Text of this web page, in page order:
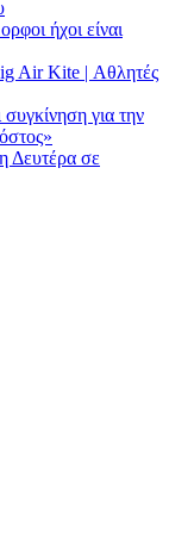
ήχοι είναι
Air Kite | Αθλητές
για την
Δευτέρα σε